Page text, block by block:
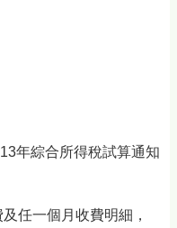
年綜合所得稅試算通知
任一個月收費明細，